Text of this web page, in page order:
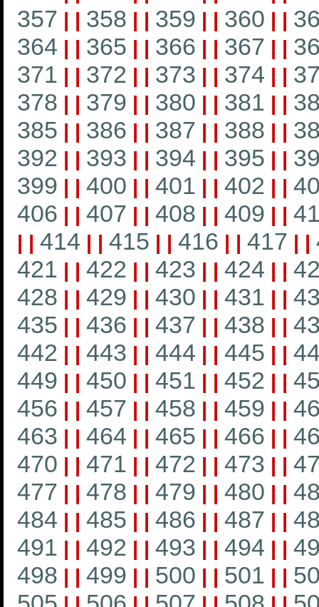
357 | | 358 | | 359 | | 360 | |
364 | | 365 | | 366 | | 367 | |
371 | | 372 | | 373 | | 374 | |
378 | | 379 | | 380 | | 381 | |
385 | | 386 | | 387 | | 388 | |
392 | | 393 | | 394 | | 395 | |
399 | | 400 | | 401 | | 402 | |
406 | | 407 | | 408 | | 409 | |
| | 414 | | 415 | | 416 | | 417 | |
421 | | 422 | | 423 | | 424 | |
428 | | 429 | | 430 | | 431 | |
435 | | 436 | | 437 | | 438 | |
442 | | 443 | | 444 | | 445 | |
449 | | 450 | | 451 | | 452 | |
456 | | 457 | | 458 | | 459 | |
463 | | 464 | | 465 | | 466 | |
470 | | 471 | | 472 | | 473 | |
477 | | 478 | | 479 | | 480 | |
484 | | 485 | | 486 | | 487 | |
491 | | 492 | | 493 | | 494 | |
498 | | 499 | | 500 | | 501 | |